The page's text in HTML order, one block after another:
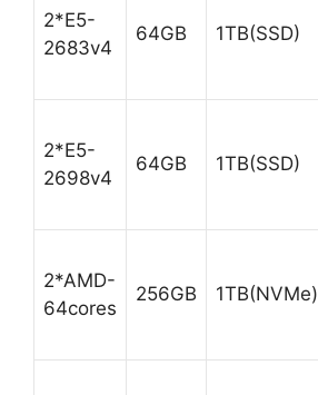
2*E5-
2683v4
64GB 1TB(SSD)
2*E5-
2698v4
64GB 1TB(SSD)
2*AMD-
64cores
256GB 1TB(NVMe)